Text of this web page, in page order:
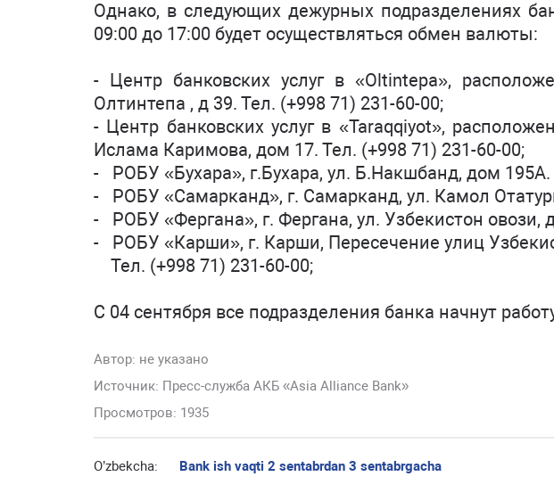
Однако, в следующих дежурных подразделениях
09:00 до 17:00 будет осуществляться обмен валюты:
- Центр банковских услуг в «Oltintepa»,
Олтинтепа , д 39. Тел. (+998 71) 231-60-00;
- Центр банковских услуг в «Taraqqiyot»,
Ислама Каримова, дом 17. Тел. (+998 71) 231-60-00;
- РОБУ «Бухара», г.Бухара, ул. Б.Накшбанд, дом 195А.
- РОБУ «Самарканд», г. Самарканд, ул. Камол
- РОБУ «Фергана», г. Фергана, ул. Узбекистон овози,
- РОБУ «Карши», г. Карши, Пересечение
Тел. (+998 71) 231-60-00;
C 04 сентября все подразделения банка начнут
Автор: не указано
Источник: Пресс-служба АКБ «Asia Alliance Bank»
Просмотров: 1935
O’zbekcha: Bank ish vaqti 2 sentabrdan 3 sentabrgacha